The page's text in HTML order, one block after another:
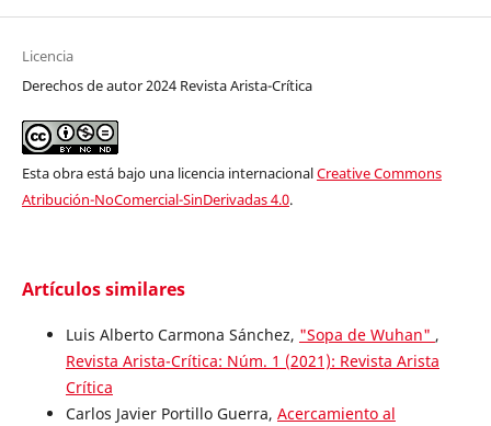
Licencia
Derechos de autor 2024 Revista Arista-Crítica
Esta obra está bajo una licencia internacionalCreative Commons
Atribución-NoComercial-SinDerivadas 4.0.
Artículos similares
Luis Alberto Carmona Sánchez, "Sopa de Wuhan" ,
Revista Arista-Crítica: Núm. 1 (2021): Revista Arista
Crítica
Carlos Javier Portillo Guerra, Acercamiento al